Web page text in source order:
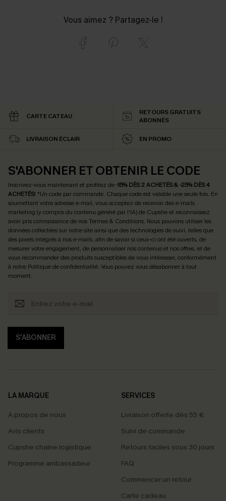
Vous aimez ? Partagez-le !
CARTE CATEAU
RETOURS GRATUITS
ABONNÉS
LIVRAISON ÉCLAIR EN PROMO
S'ABONNER ET OBTENIR LE CODE
Inscrivez-vous maintenant et profitez de -15% DÈS 2 ACHETÉS & -25% DÈS 4
ACHETÉS! *Un code par commande. Chaque code est valable une seule fois. En
soumettant votre adresse e-mail, vous acceptez de recevoir des e-mails
marketing (y compris du contenu généré par l'IA) de Cupshe et reconnaissez
avoir pris connaissance de nosTermes & Conditions. Nous pouvons utiliser les
données collectées sur notre site ainsi que des technologies de suivi, telles que
des pixels intégrés à nos e-mails, afin de savoir si ceux-ci ont été ouverts, de
mesurer votre engagement, de personnaliser nos contenus et nos offres, et de
vous recommander des produits susceptibles de vous intéresser, conformément
à notre Politique de confidentialité. Vous pouvez vous désabonner à tout
moment.
S'ABONNER
LA MARQUE
À propos de nous
Avis clients
Cupshe chaîne logistique
Programme ambassadeur
SERVICES
Livraison offerte dès 55 €
Suivi de commande
Retours faciles sous 30 jours
FAQ
Commencer un retour
Carte cadeau